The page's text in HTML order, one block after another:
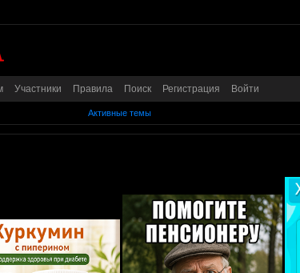
Участники Правила Поиск Регистрация Войти
Активные темы